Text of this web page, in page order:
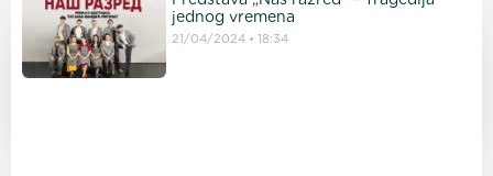
jednog vremena
21/04/2024 18:34